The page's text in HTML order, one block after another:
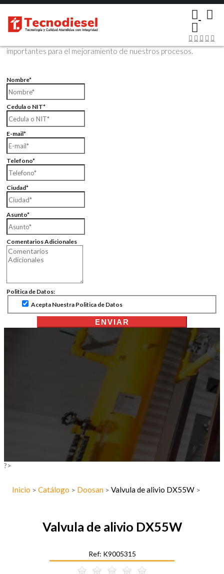
Contáctenos Vía Email
Envíenos sus datos con sus comentarios, sus opiniones son muy
importantes para el mejoramiento de nuestros procesos.
Nombre*
Cedula o NIT*
E-mail*
Telefono*
Ciudad*
Asunto*
Comentarios Adicionales
Politica de Datos:
Acepta Nuestra Politica de Datos
ENVIAR
?>
Inicio > Catálogo > Doosan > Valvula de alivio DX55W >
Valvula de alivio DX55W
Ref: K9005315